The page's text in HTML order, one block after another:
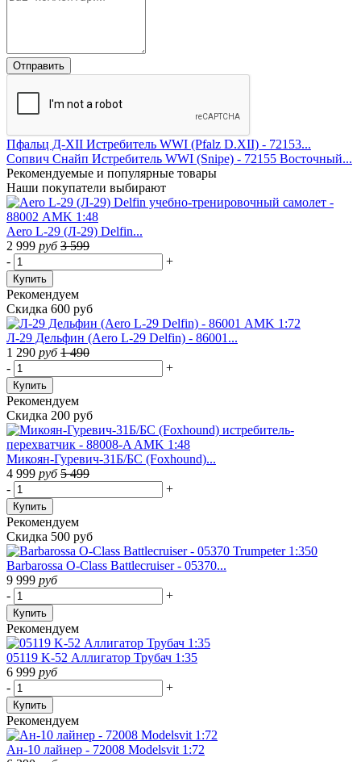
Пфальц Д-XII Истребитель WWI (Pfalz D.XII) - 72153...
Сопвич Снайп Истребитель WWI (Snipe) - 72155 Восточный...
Рекомендуемые и популярные товары
Наши покупатели выбирают
Aero L-29 (Л-29) Delfin...
2 999 руб 3 599
-
+
Купить
Рекомендуем
Скидка 600 руб
Л-29 Дельфин (Aero L-29 Delfin) - 86001...
1 290 руб 1 490
-
+
Купить
Рекомендуем
Скидка 200 руб
Микоян-Гуревич-31Б/БС (Foxhound)...
4 999 руб 5 499
-
+
Купить
Рекомендуем
Скидка 500 руб
Barbarossa O-Class Battlecruiser - 05370...
9 999 руб
-
+
Купить
Рекомендуем
05119 K-52 Аллигатор Трубач 1:35
6 999 руб
-
+
Купить
Рекомендуем
Ан-10 лайнер - 72008 Modelsvit 1:72